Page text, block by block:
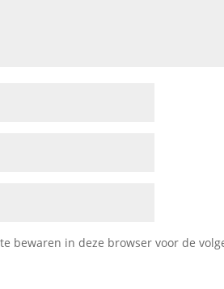
bewaren in deze browser voor de